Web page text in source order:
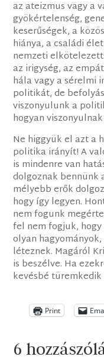
az ateizmus vagy a
gyökértelenség,
keserűségek, a
hiánya, a családi
nemzeti
az irigység, az
hála vagy a sérelmi
politikát, de
viszonyulunk a
hogyan
Ne higgyük el azt a
politika irányít! A
is mindenre van
dolgoznak bennünk
mélyebb erők
hogy így legyen.
nem fogunk
fel nem fogjuk,
olyan
léteznek. Magáról
is beszélve. Ha
kevésbé
Print
6